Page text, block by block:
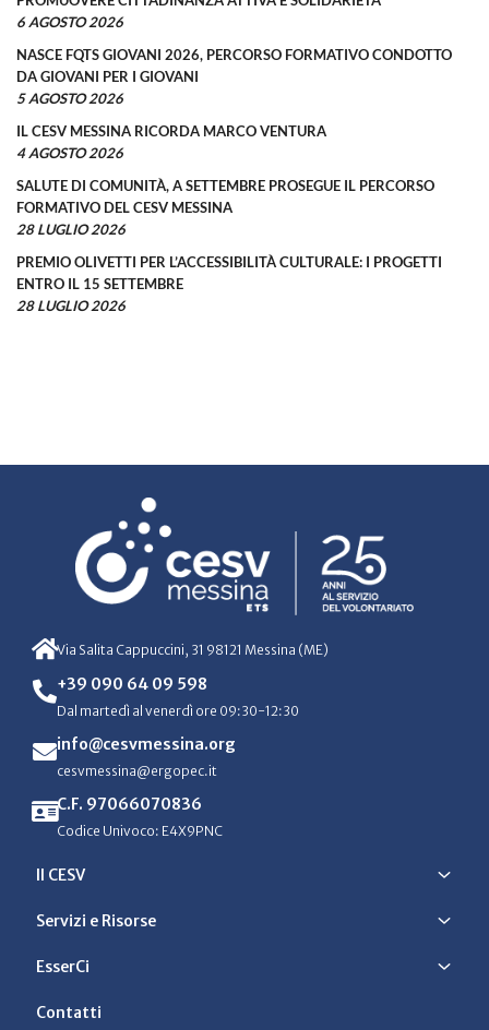
6 AGOSTO 2026
NASCE FQTS GIOVANI 2026, PERCORSO FORMATIVO CONDOTTO
DA GIOVANI PER I GIOVANI
5 AGOSTO 2026
IL CESV MESSINA RICORDA MARCO VENTURA
4 AGOSTO 2026
SALUTE DI COMUNITÀ, A SETTEMBRE PROSEGUE IL PERCORSO
FORMATIVO DEL CESV MESSINA
28 LUGLIO 2026
PREMIO OLIVETTI PER L’ACCESSIBILITÀ CULTURALE: I PROGETTI
ENTRO IL 15 SETTEMBRE
28 LUGLIO 2026
Via Salita Cappuccini, 31 98121 Messina (ME)
+39 090 64 09 598
Dal martedì al venerdì ore 09:30-12:30
info@cesvmessina.org
cesvmessina@ergopec.it
C.F. 97066070836
Codice Univoco: E4X9PNC
Il CESV
Servizi e Risorse
EsserCi
Contatti